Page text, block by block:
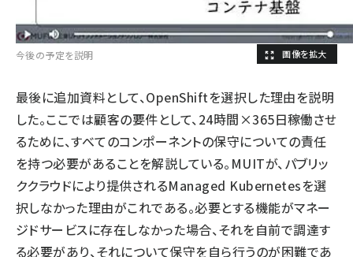
今後の予定を説明
最後に追加資料として、OpenShiftを選択した理由を説明
した。ここでは顧客の要件として、24時間×365日稼働させ
るために、すべてのコンポーネントの保守についての責任
を持つ必要があることを解説している。MUITが、パブリッ
ククラウドにより提供されるManaged Kubernetesを選
択しなかった理由がこれである。必要とする機能がマネー
ジドサービスに存在しなかった場合、それを自前で調達す
る必要があり、それについて保守を自ら行うのが困難であ